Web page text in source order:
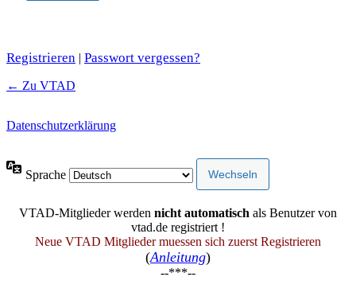
Registrieren | Passwort vergessen?
← Zu VTAD
Datenschutzerklärung
Sprache
VTAD-Mitglieder werden nicht automatisch als Benutzer von
vtad.de registriert !
Neue VTAD Mitglieder muessen sich zuerst Registrieren
(Anleitung)
--***--